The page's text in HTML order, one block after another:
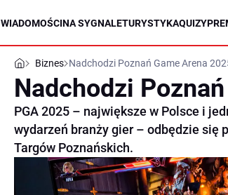
WIADOMOŚCINA SYGNALETURYSTYKAQUIZY
Biznes Nadchodzi Poznań Game Arena
Nadchodzi
PGA 2025 – największe w Polsce i
wydarzeń branży gier – odbędzie się
Targów Poznańskich.